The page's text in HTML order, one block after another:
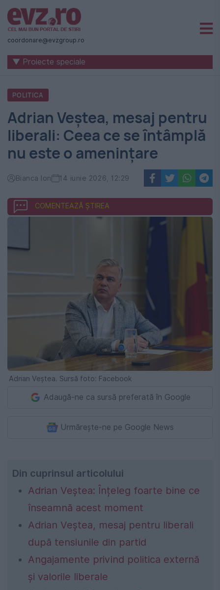
Știri
naționale
internaționale
România
-
Evenimentul
Zilei
coordonare@evzgroup.ro
▼ Proiecte speciale
POLITICA
Adrian Veștea, mesaj pentru
liberali: Ceea ce se întâmplă
nu este o amenințare
Bianca Ion 14 iunie 2026, 12:29
COMENTEAZĂ ȘTIREA
Adrian Veștea. Sursă foto: Facebook
Adaugă-ne ca sursă preferată în Google
Urmărește-ne pe Google News
Din cuprinsul articolului
Adrian Veștea: Înțeleg foarte bine ce
înseamnă acest moment
Adrian Veștea, mesaj pentru liberali
după tensiunile din partid
Angajamente privind politica externă
și valorile liberale